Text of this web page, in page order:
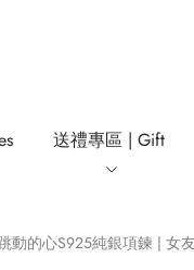
送禮專區 | Gift
動的心S925純銀項鍊 | 女